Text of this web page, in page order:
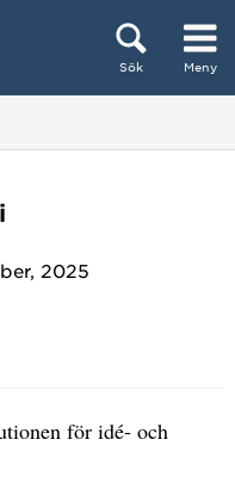
Sök Meny
2025
för idé- och